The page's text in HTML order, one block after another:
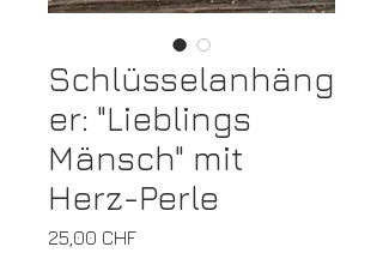
Schlüsselanhäng
er: "Lieblings
Mänsch" mit
Herz-Perle
25,00 CHFPreis